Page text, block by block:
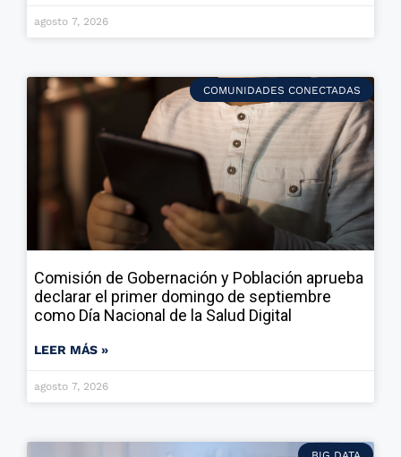
agosto 7, 2026
COMUNIDADES CONECTADAS
Comisión de Gobernación y Población aprueba
declarar el primer domingo de septiembre
como Día Nacional de la Salud Digital
LEER MÁS »
agosto 7, 2026